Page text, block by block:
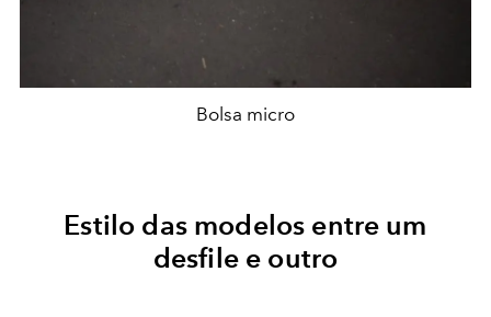
Bolsa micro
Estilo das modelos entre um
desfile e outro